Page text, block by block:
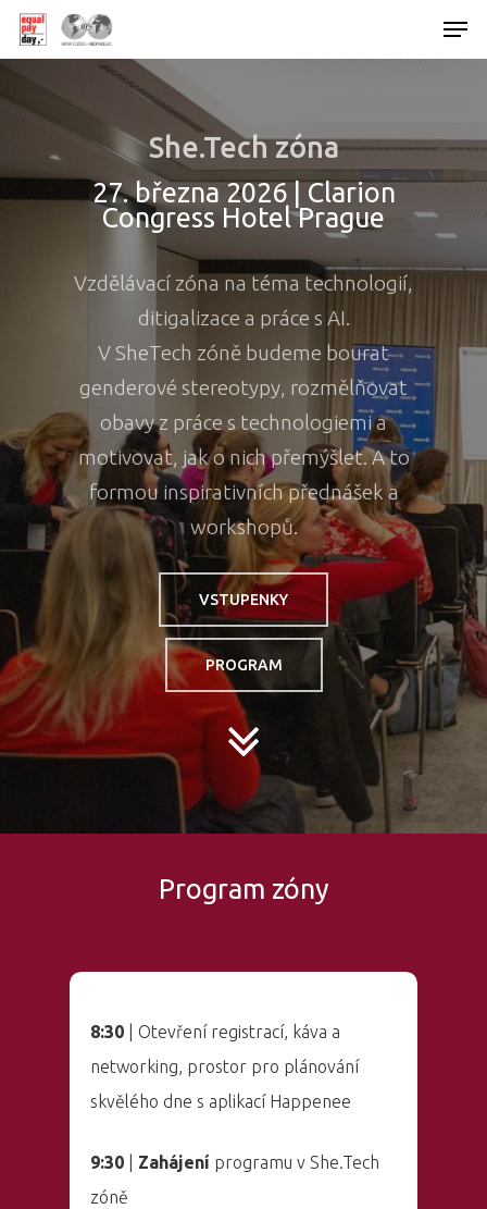
Hit enter to search or ESC to close
She.Tech zóna
27. března 2026 | Clarion
Congress Hotel Prague
Vzdělávací zóna na téma technologií,
ditigalizace a práce s AI.
V SheTech zóně budeme bourat
genderové stereotypy, rozmělňovat
obavy z práce s technologiemi a
motivovat, jak o nich přemýšlet. A to
formou inspirativních přednášek a
workshopů.
VSTUPENKY
PROGRAM
Program zóny
8:30
| Otevření registrací, káva a
networking, prostor pro plánování
skvělého dne s aplikací Happenee
9:30 Zahájení programu v She.Tech
zóně